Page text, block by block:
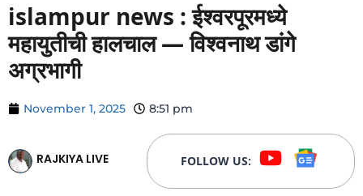
islampur news : ईश्वरपूरमध्ये
महायुतीची हालचाल — विश्वनाथ डांगे
अग्रभागी
November 1, 2025 8:51 pm
RAJKIYA LIVE FOLLOW US: